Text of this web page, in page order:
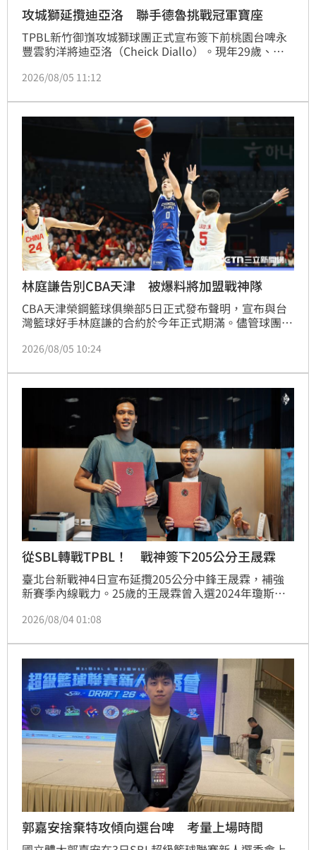
攻城獅延攬迪亞洛 聯手德魯挑戰冠軍寶座
TPBL新竹御嵿攻城獅球團正式宣布簽下前桃園台啤永
豐雲豹洋將迪亞洛（Cheick Diallo）。現年29歲、身
的「雙十」優異數據，展現強大禁區統治力。總經理張
好化學反應。
2026/08/05 11:12
林庭謙告別CBA天津 被爆料將加盟戰神隊
CBA天津榮鋼籃球俱樂部5日正式發布聲明，宣布與台
灣籃球好手林庭謙的合約於今年正式期滿。儘管球團展
人職業發展規劃，雙方決定結束長達六年的合作關係。
TPBL台新戰神，引發球迷高度關注。
2026/08/05 10:24
從SBL轉戰TPBL！ 戰神簽下205公分王晟霖
臺北台新戰神4日宣布延攬205公分中鋒王晟霖，補強
新賽季內線戰力。25歲的王晟霖曾入選2024年瓊斯盃
條件和發展潛力，期待透過完整的訓練資源和養成規
2026/08/04 01:08
郭嘉安捨棄特攻傾向選台啤 考量上場時間